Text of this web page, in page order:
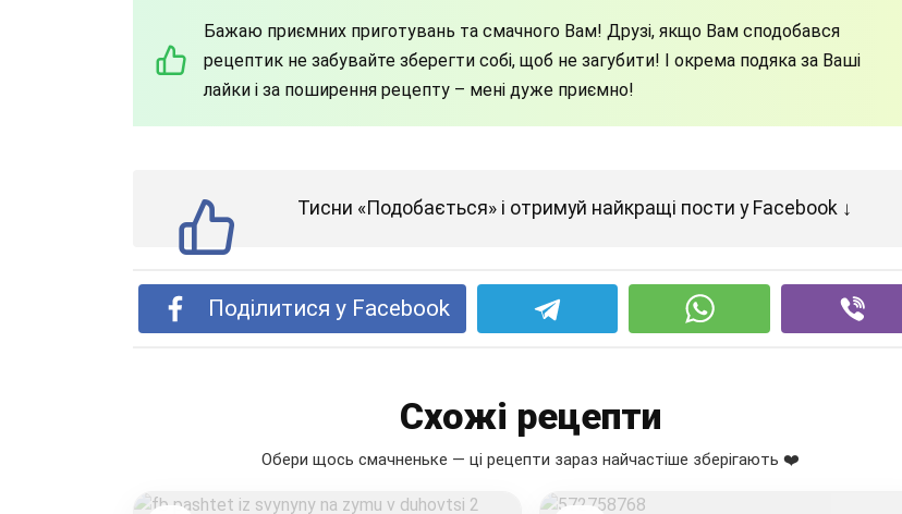
Бажаю приємних приготувань та смачного Вам! Друзі, якщо Вам сподобався
рецептик не забувайте зберегти собі, щоб не загубити! І окрема подяка за Ваші
лайки і за поширення рецепту – мені дуже приємно!
Тисни «Подобається» і отримуй найкращі пости у Facebook ↓
Поділитися у Facebook
Схожі рецепти
Обери щось смачненьке — ці рецепти зараз найчастіше зберігають ❤️